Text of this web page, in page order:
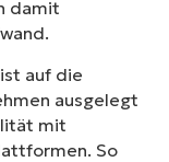
damit
auf die
ausgelegt
mit
So